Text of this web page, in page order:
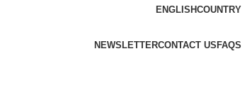
ENGLISHCOUNTRY
NEWSLETTERCONTACT US FAQS